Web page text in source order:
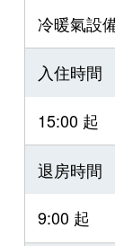
冷暖氣設
入住時間
15:00 起
退房時間
9:00 起